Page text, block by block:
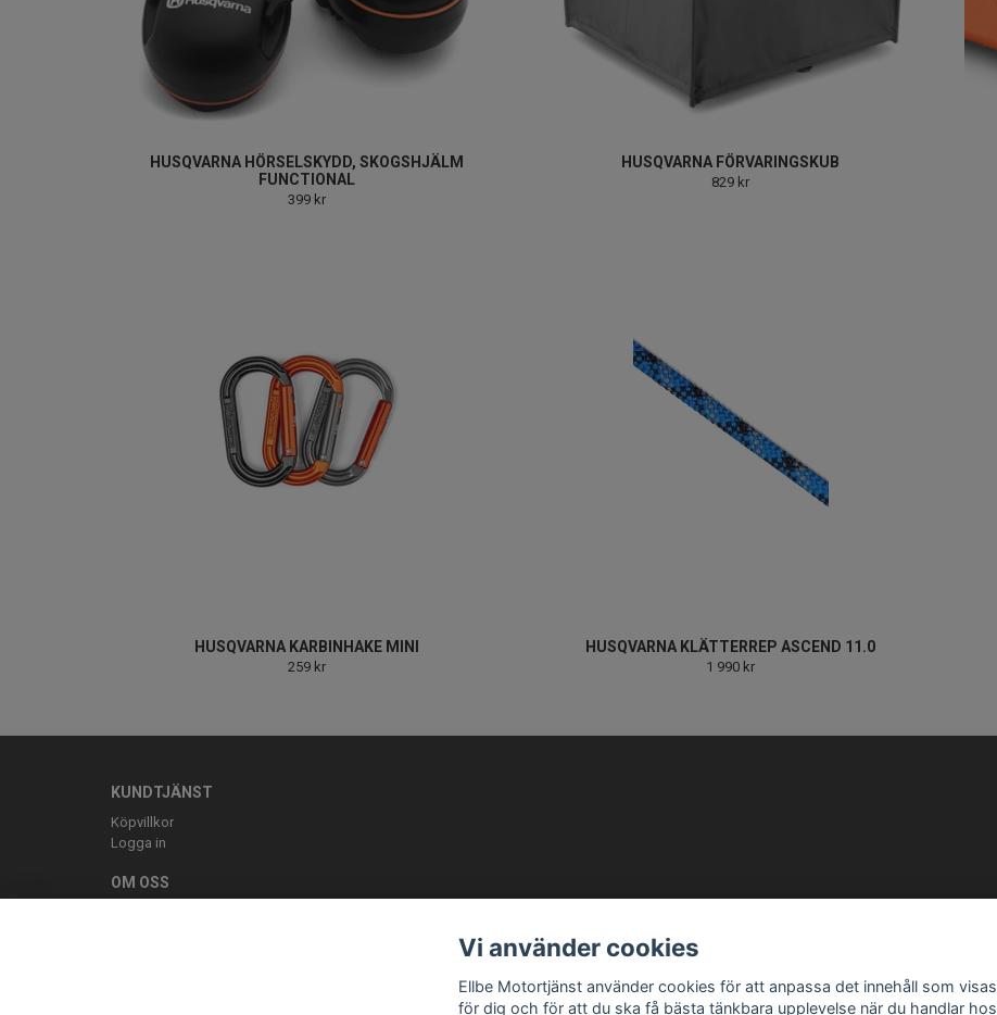
HUSQVARNA HÖRSELSKYDD, SKOGSHJÄLM
FUNCTIONAL
399 kr
HUSQVARNA FÖRVARINGSKUB
829 kr
HUSQVARNA KARBINHAKE MINI
259 kr
HUSQVARNA KLÄTTERREP ASCEND 11.0
1 990 kr
KUNDTJÄNST
Köpvillkor
Logga in
OM OSS
Vi använder cookies
Ellbe Motortjänst använder cookies för att anpassa det innehåll som visas
för dig och för att du ska få bästa tänkbara upplevelse när du handlar hos